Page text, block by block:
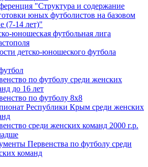
"Структура и содержание
юных футболистов на базовом
(7-14 лет)"
юношеская футбольная лига
детско-юношеского футбола
по футболу среди женских
до 16 лет
по футболу 8х8
Республики Крым среди женских
среди женских команд 2000 г.р.
Первенства по футболу среди
команд